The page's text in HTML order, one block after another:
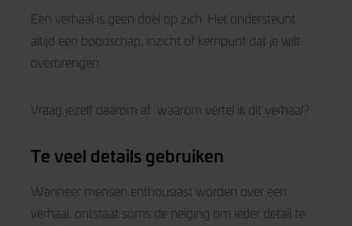
Een verhaal is geen doel op zich. Het ondersteunt
altijd een boodschap, inzicht of kernpunt dat je wilt
overbrengen.
Vraag jezelf daarom af: waarom vertel ik dit verhaal?
Te veel details gebruiken
Wanneer mensen enthousiast worden over een
verhaal, ontstaat soms de neiging om ieder detail te